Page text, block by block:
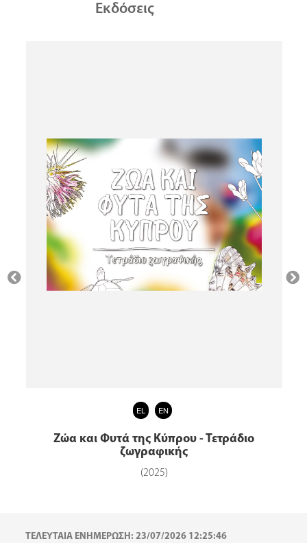
Εκδόσεις
EL EN
Ζώα και Φυτά της Κύπρου - Τετράδιο
ζωγραφικής
(2025)
ΤΕΛΕΥΤΑΙΑ ΕΝΗΜΕΡΩΣΗ: 23/07/2026 12:25:46